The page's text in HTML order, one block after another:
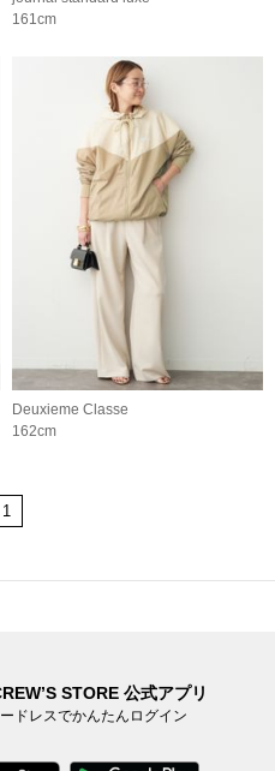
161cm
Deuxieme Classe
162cm
1
STORE 公式アプリ
ドレスでかんたんログイン